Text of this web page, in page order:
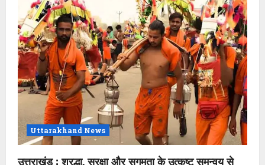
Uttarakhand News
उत्तराखंड : श्रद्धा, सुरक्षा और सुगमता के उत्कृष्ट समन्वय से